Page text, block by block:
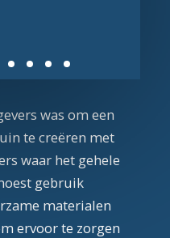
was om een
te creëren met
waar het gehele
gebruik
materialen
ervoor te zorgen